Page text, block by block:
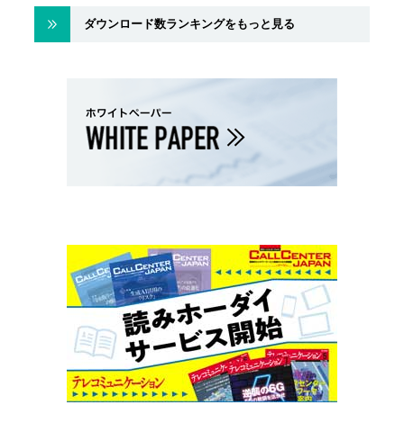
ダウンロード数ランキングをもっと見る